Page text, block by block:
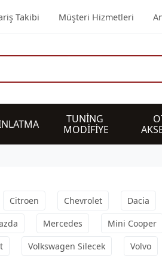
Takibi Müşteri Hizmetleri
TUNİNG
MODİFİYE
Citroen Chevrolet Dacia
Mercedes Mini Cooper
Volkswagen Silecek Volvo